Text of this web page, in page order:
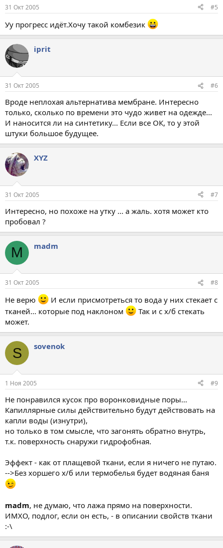
31 Окт 2005 #5
Уу прогресс идёт.Хочу такой комбезик
iprit
31 Окт 2005 #6
Вроде неплохая альтернатива мембране. Интересно
только, сколько по времени это чудо живет на одежде...
И наносится ли на синтетику... Если все ОК, то у этой
штуки большое будущее.
XYZ
31 Окт 2005 #7
Интересно, но похоже на утку ... а жаль. хотя может кто
пробовал ?
M madm
31 Окт 2005 #8
Не верю
И если присмотреться то вода у них стекает с
тканей... которые под наклоном
Так и с х/б стекать
может.
S sovenok
1 Ноя 2005 #9
Не понравился кусок про воронковидные поры...
Капиллярные силы действительно будут действовать на
капли воды (изнутри),
но только в том смысле, что загонять обратно внутрь,
т.к. поверхность снаружи гидрофобная.
Эффект - как от плащевой ткани, если я ничего не путаю.
-->Без хоршего х/б или термобелья будет водяная баня
madm, не думаю, что лажа прямо на поверхности.
ИМХО, подлог, если он есть, - в описании свойств ткани
:-\